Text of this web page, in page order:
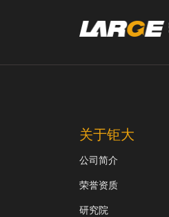
关于钜大
公司简介
荣誉资质
研究院